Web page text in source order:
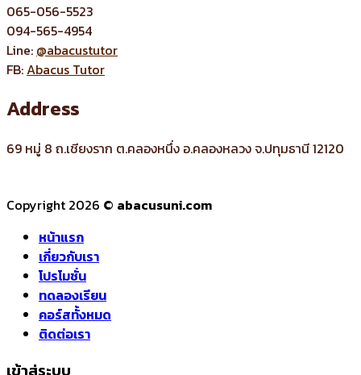
065-056-5523
094-565-4954
Line: @abacustutor
FB:Abacus Tutor
Address
69 หมู่ 8 ถ.เชียงราก ต.คลองหนึ่ง อ.คลองหลวง จ.ปทุมธานี 12120
Copyright 2026 © abacusuni.com
หน้าแรก
เกี่ยวกับเรา
โปรโมชั่น
ทดลองเรียน
คอร์สทั้งหมด
ติดต่อเรา
เข้าสู่ระบบ